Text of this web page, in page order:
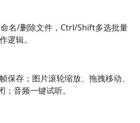
名/删除文件，Ctrl/Shift多选批量
逻辑。
保存；图片滚轮缩放、拖拽移动、
；音频一键试听。